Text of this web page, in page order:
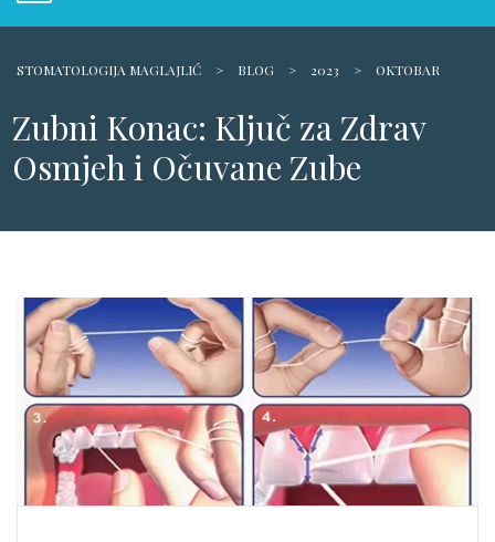
STOMATOLOGIJA MAGLAJLIĆ > BLOG > 2023 > OKTOBAR
Zubni Konac: Ključ za Zdrav
Osmjeh i Očuvane Zube